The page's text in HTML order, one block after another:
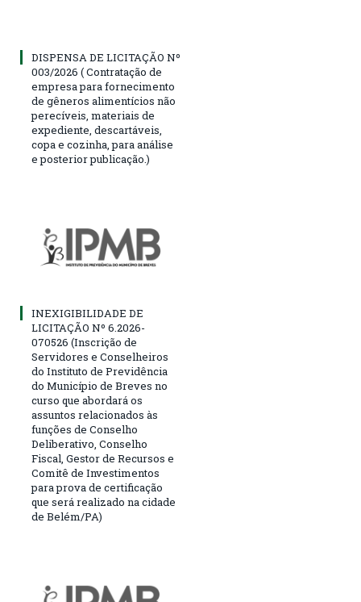
DISPENSA DE LICITAÇÃO Nº
003/2026 ( Contratação de
empresa para fornecimento
de gêneros alimentícios não
perecíveis, materiais de
expediente, descartáveis,
copa e cozinha, para análise
e posterior publicação.)
INEXIGIBILIDADE DE
LICITAÇÃO Nº 6.2026-
070526 (Inscrição de
Servidores e Conselheiros
do Instituto de Previdência
do Município de Breves no
curso que abordará os
assuntos relacionados às
funções de Conselho
Deliberativo, Conselho
Fiscal, Gestor de Recursos e
Comitê de Investimentos
para prova de certificação
que será realizado na cidade
de Belém/PA)